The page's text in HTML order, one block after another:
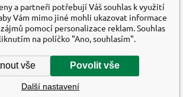
a partneři potřebují Váš souhlas k využití
Vám mimo jiné mohli ukazovat informace
pomocí personalizace reklam. Souhlas
na políčko "Ano, souhlasím".
vše Povolit vše
Další nastavení